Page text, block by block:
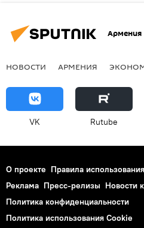
Армения
НОВОСТИ АРМЕНИЯ
VK Rutube
О проекте Правила использования
Реклама Пресс-релизы Новости
Политика конфиденциальности
Политика использования Cookie